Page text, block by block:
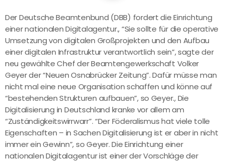
Der Deutsche Beamtenbund (DBB) fordert die Einrichtung
einer nationalen Digitalagentur., “Sie sollte für die operative
Umsetzung von digitalen Großprojekten und den Aufbau
einer digitalen Infrastruktur verantwortlich sein”, sagte der
neu gewählte Chef der Beamtengewerkschaft Volker
Geyer der “Neuen Osnabrücker Zeitung”. Dafür müsse man
nicht mal eine neue Organisation schaffen und könne auf
“bestehenden Strukturen aufbauen”, so Geyer., Die
Digitalisierung in Deutschland kranke vor allem am
“Zuständigkeitswirrwarr”. “Der Föderalismus hat viele tolle
Eigenschaften – in Sachen Digitalisierung ist er aber in nicht
immer ein Gewinn”, so Geyer. Die Einrichtung einer
nationalen Digitalagentur ist einer der Vorschläge der